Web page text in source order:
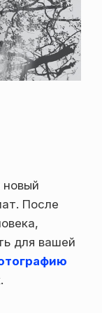
новый
После
для вашей